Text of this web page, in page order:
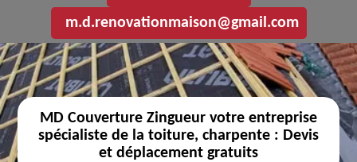
m.d.renovationmaison@gmail.com
MD Couverture Zingueur votre entreprise
spécialiste de la toiture, charpente : Devis
et déplacement gratuits